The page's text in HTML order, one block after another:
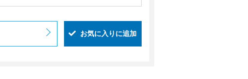
お気に入りに追加